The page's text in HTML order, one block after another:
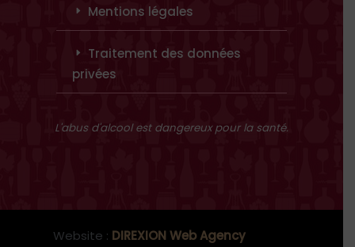
Mentions légales
Traitement des données
privées
L'abus d'alcool est dangereux pour la santé.
Website : DIREXION Web Agency